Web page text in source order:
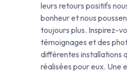
leurs retours positifs
bonheur et nous
toujours plus. Inspirez-
témoignages et des
différentes installations
réalisées pour eux. Une